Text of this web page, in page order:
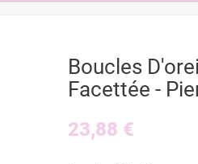
Boucles
Facettée -
23,88 €